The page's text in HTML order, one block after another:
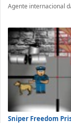
Agente internacional
Sniper Freedom